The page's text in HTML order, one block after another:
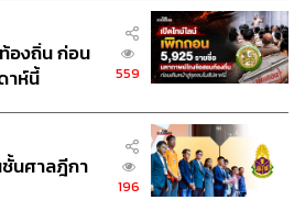
องถิ่น ก่อน
าห์นี้
559
นศาลฎีกา
196